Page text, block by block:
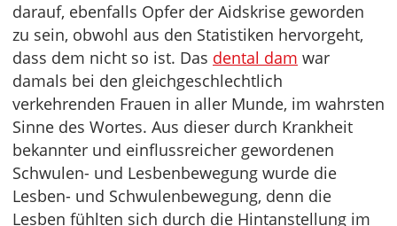
darauf, ebenfalls Opfer der Aidskrise geworden
zu sein, obwohl aus den Statistiken hervorgeht,
dass dem nicht so ist. Das dental dam war
damals bei den gleichgeschlechtlich
verkehrenden Frauen in aller Munde, im wahrsten
Sinne des Wortes. Aus dieser durch Krankheit
bekannter und einflussreicher gewordenen
Schwulen- und Lesbenbewegung wurde die
Lesben- und Schwulenbewegung, denn die
Lesben fühlten sich durch die Hintanstellung im